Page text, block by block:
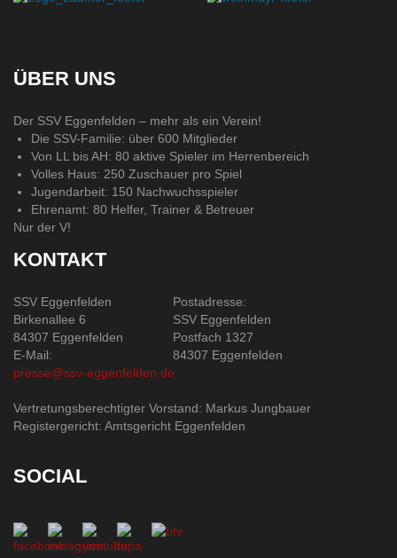
ÜBER UNS
Der SSV Eggenfelden – mehr als ein Verein!
Die SSV-Familie: über 600 Mitglieder
Von LL bis AH: 80 aktive Spieler im Herrenbereich
Volles Haus: 250 Zuschauer pro Spiel
Jugendarbeit: 150 Nachwuchsspieler
Ehrenamt: 80 Helfer, Trainer & Betreuer
Nur der V!
KONTAKT
SSV Eggenfelden
Birkenallee 6
84307 Eggenfelden
E-Mail:
presse@ssv-eggenfelden.de
Postadresse:
SSV Eggenfelden
Postfach 1327
84307 Eggenfelden
Vertretungsberechtigter Vorstand: Markus Jungbauer
Registergericht: Amtsgericht Eggenfelden
SOCIAL